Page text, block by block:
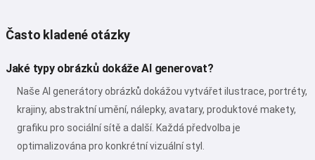
Často kladené otázky
Jaké typy obrázků dokáže AI generovat?
Naše AI generátory obrázků dokážou vytvářet ilustrace, portréty,
krajiny, abstraktní umění, nálepky, avatary, produktové makety,
grafiku pro sociální sítě a další. Každá předvolba je
optimalizována pro konkrétní vizuální styl.